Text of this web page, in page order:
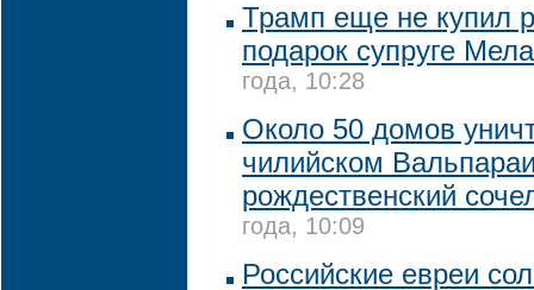
Трамп еще не купил
подарок супруге
года, 10:28
Около 50 домов
чилийском
рождественский
года, 10:09
Российские евреи